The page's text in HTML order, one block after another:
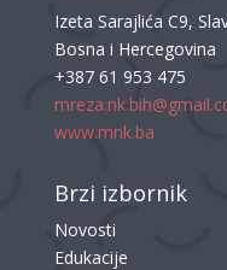
Izeta Sarajlića C9,
Bosna i Hercegovina
+387 61 953 475
www.mnk.ba
Brzi izbornik
Novosti
Edukacije